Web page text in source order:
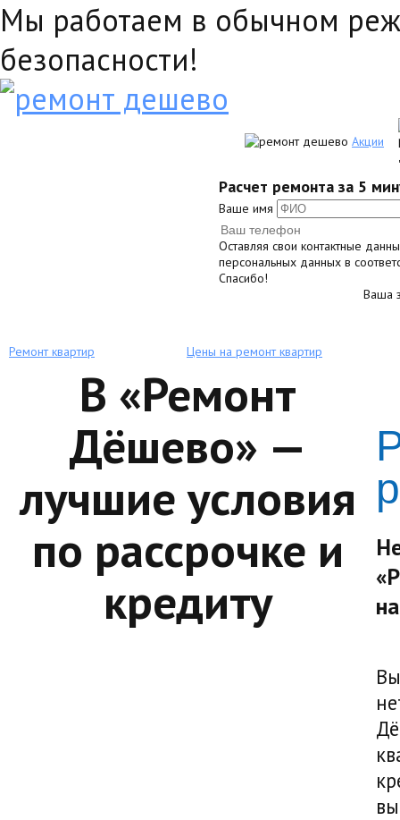
Мы работаем в обычном
безопасности!
Акции
Расчет ремонта за 5
Ваше имя
Оставляя свои контактные
персональных данных в
Спасибо!
Ваша
Ремонт квартир Цены на ремонт квартир
В «Ремонт
Дёшево» —
лучшие условия
по рассрочке и
кредиту